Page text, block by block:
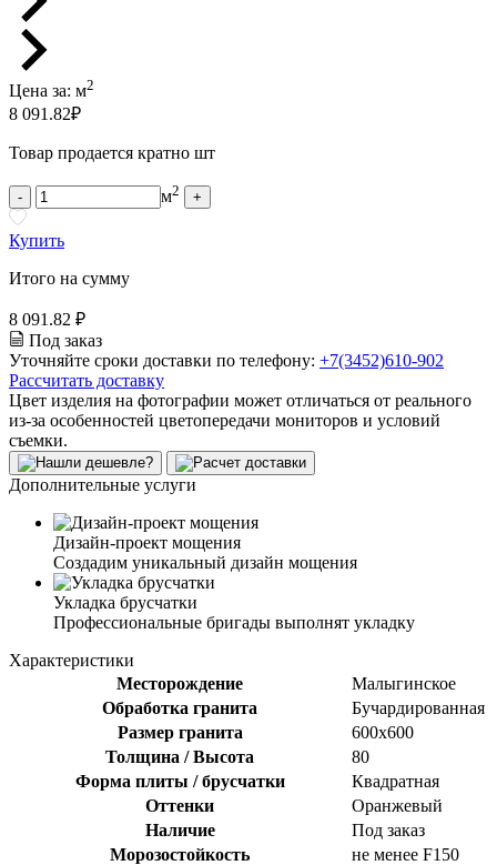
Цена за: м2
8 091.82₽
Товар продается кратно шт
- м2 +
Купить
Итого на сумму
8 091.82 ₽
Под заказ
Уточняйте сроки доставки по телефону: +7(3452)610-902
Рассчитать доставку
Цвет изделия на фотографии может отличаться от реального
из-за особенностей цветопередачи мониторов и условий
съемки.
Дополнительные услуги
Дизайн-проект мощения
Создадим уникальный дизайн мощения
Укладка брусчатки
Профессиональные бригады выполнят укладку
Характеристики
Месторождение
Малыгинское
Обработка гранита
Бучардированная
Размер гранита
600х600
Толщина / Высота
80
Форма плиты / брусчатки
Квадратная
Оттенки
Оранжевый
Наличие
Под заказ
Морозостойкость
не менее F150